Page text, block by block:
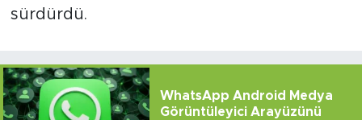
sürdürdü.
WhatsApp Android Medya
Görüntüleyici Arayüzünü